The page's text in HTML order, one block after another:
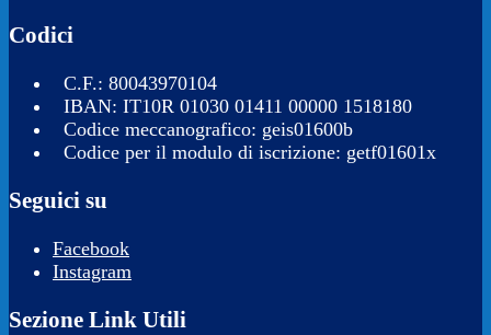
Codici
C.F.: 80043970104
IBAN: IT10R 01030 01411 00000 1518180
Codice meccanografico: geis01600b
Codice per il modulo di iscrizione: getf01601x
Seguici su
Facebook
Instagram
Sezione Link Utili